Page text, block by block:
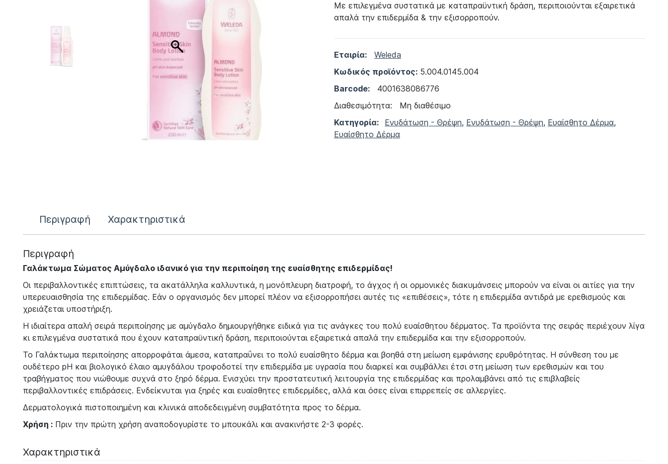
Με επιλεγμένα συστατικά με καταπραϋντική δράση, περιποιούνται εξαιρετικά
απαλά την επιδερμίδα & την εξισορροπούν.
Εταιρία:
Weleda
Κωδικός προϊόντος: 5.004.0145.004
Barcode:
4001638086776
Διαθεσιμότητα: Μη διαθέσιμο
Κατηγορία: Ενυδάτωση - Θρέψη, Ενυδάτωση - Θρέψη, Ευαίσθητο Δέρμα,
Ευαίσθητο Δέρμα
Περιγραφή Χαρακτηριστικά
Περιγραφή
Γαλάκτωμα Σώματος Αμύγδαλο ιδανικό για την περιποίηση της ευαίσθητης επιδερμίδας!
Οι περιβαλλοντικές επιπτώσεις, τα ακατάλληλα καλλυντικά, η μονόπλευρη διατροφή, το άγχος ή οι ορμονικές διακυμάνσεις μπορούν να είναι οι αιτίες για την
υπερευαισθησία της επιδερμίδας. Εάν ο οργανισμός δεν μπορεί πλέον να εξισορροπήσει αυτές τις «επιθέσεις», τότε η επιδερμίδα αντιδρά με ερεθισμούς και
χρειάζεται υποστήριξη.
Η ιδιαίτερα απαλή σειρά περιποίησης με αμύγδαλο δημιουργήθηκε ειδικά για τις ανάγκες του πολύ ευαίσθητου δέρματος. Τα προϊόντα της σειράς περιέχουν λίγα
κι επιλεγμένα συστατικά που έχουν καταπραϋντική δράση, περιποιούνται εξαιρετικά απαλά την επιδερμίδα και την εξισορροπούν.
Το Γαλάκτωμα περιποίησης απορροφάται άμεσα, καταπραΰνει το πολύ ευαίσθητο δέρμα και βοηθά στη μείωση εμφάνισης ερυθρότητας. Η σύνθεση του με
ουδέτερο pH και βιολογικό έλαιο αμυγδάλου τροφοδοτεί την επιδερμίδα με υγρασία που διαρκεί και συμβάλλει έτσι στη μείωση των ερεθισμών και του
τραβήγματος που νιώθουμε συχνά στο ξηρό δέρμα. Ενισχύει την προστατευτική λειτουργία της επιδερμίδας και προλαμβάνει από τις επιβλαβείς
περιβαλλοντικές επιδράσεις. Ενδείκνυται για ξηρές και ευαίσθητες επιδερμίδες, αλλά και όσες είναι επιρρεπείς σε αλλεργίες.
Δερματολογικά πιστοποιημένη και κλινικά αποδεδειγμένη συμβατότητα προς το δέρμα.
Χρήση :Πριν την πρώτη χρήση αναποδογυρίστε το μπουκάλι και ανακινήστε 2-3 φορές.
Χαρακτηριστικά